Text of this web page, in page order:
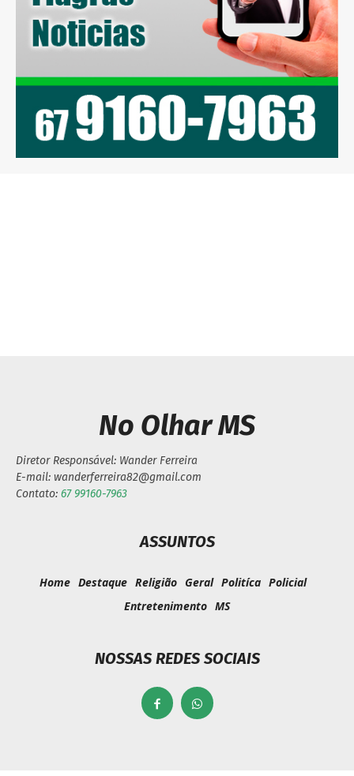
No Olhar MS
Diretor Responsável: Wander Ferreira
E-mail: wanderferreira82@gmail.com
Contato: 67 99160-7963
ASSUNTOS
Home Destaque Religião Geral Politíca Policial
Entretenimento MS
NOSSAS REDES SOCIAIS